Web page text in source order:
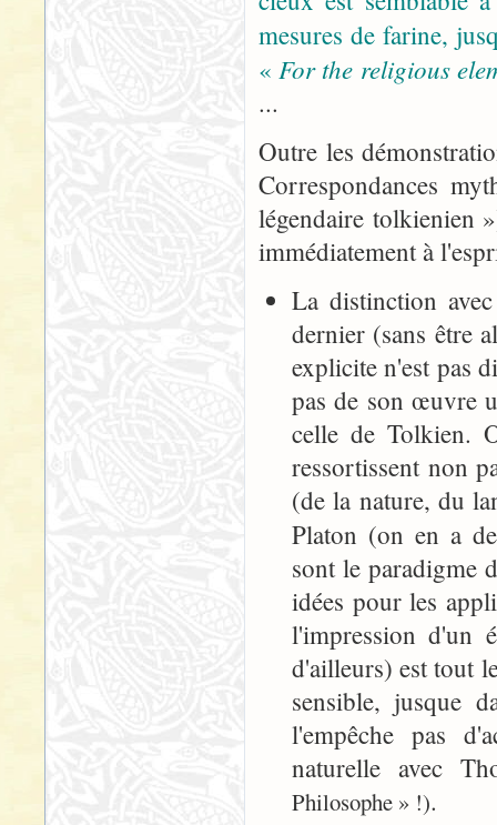
mesures de farine,
«For the religious
...
Outre les
Correspondances
légendaire tolkienien
immédiatement à
La distinction
dernier (sans être
explicite n'est pas
pas de son œuvre
celle de Tolkien.
ressortissent non
(de la nature, du
Platon (on en a
sont le paradigme
idées pour les
l'impression d'un
d'ailleurs) est tout
sensible, jusque
l'empêche pas
naturelle avec
Philosophe » !).